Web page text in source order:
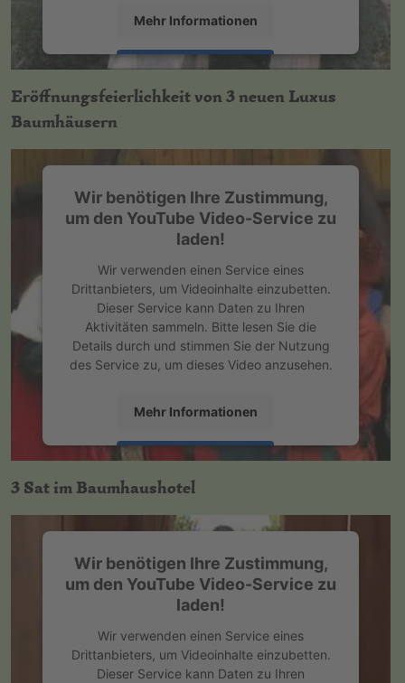
Mehr Informationen
Akzeptieren
powered byUsercentrics Consent
Management Platform
Eröffnungsfeierlichkeit von 3 neuen Luxus
Baumhäusern
Wir benötigen Ihre Zustimmung,
um den YouTube Video-Service zu
laden!
Wir verwenden einen Service eines
Drittanbieters, um Videoinhalte einzubetten.
Dieser Service kann Daten zu Ihren
Aktivitäten sammeln. Bitte lesen Sie die
Details durch und stimmen Sie der Nutzung
des Service zu, um dieses Video anzusehen.
Mehr Informationen
Akzeptieren
powered byUsercentrics Consent
3 Sat im Baumhaushotel
Wir benötigen Ihre Zustimmung,
um den YouTube Video-Service zu
laden!
Wir verwenden einen Service eines
Drittanbieters, um Videoinhalte einzubetten.
Dieser Service kann Daten zu Ihren